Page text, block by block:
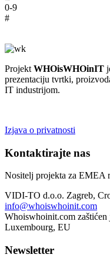
0-9
#
Projekt WHOisWHOinIT
prezentaciju tvrtki,
IT industrijom.
Izjava o privatnosti
Kontaktirajte nas
Nositelj projekta za EMEA
VIDI-TO d.o.o. Zagreb,
info@whoiswhoinit.com
Whoiswhoinit.com zaštićen
Luxembourg, EU
Newsletter